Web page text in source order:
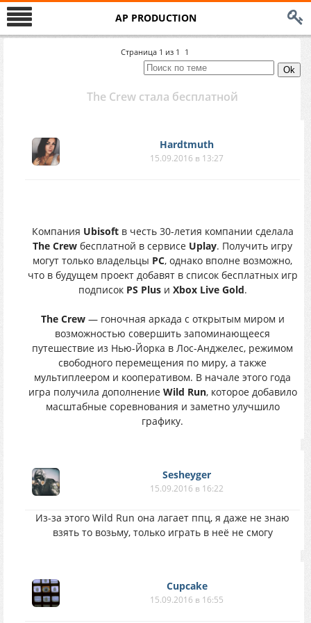
AP PRODUCTION
Страница 1 из 1 1
The Crew стала бесплатной
Hardtmuth
15.09.2016 в 13:27
Компания Ubisoftв честь 30-летия компании сделала
The Crew бесплатной в сервисе Uplay. Получить игру
могут только владельцы PC, однако вполне возможно,
что в будущем проект добавят в список бесплатных игр
подписок PS Plusи Xbox Live Gold.
The Crew— гоночная аркада с открытым миром и
возможностью совершить запоминающееся
путешествие из Нью-Йорка в Лос-Анджелес, режимом
свободного перемещения по миру, а также
мультиплеером и кооперативом. В начале этого года
игра получила дополнение Wild Run, которое добавило
масштабные соревнования и заметно улучшило
графику.
Sesheyger
15.09.2016 в 16:22
Из-за этого Wild Run она лагает ппц, я даже не знаю
взять то возьму, только играть в неё не смогу
Cupcake
15.09.2016 в 16:55